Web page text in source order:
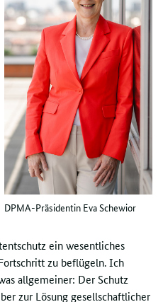
DPMA-Präsidentin Eva Schewior
ein wesentliches
zu beflügeln. Ich
allgemeiner: Der Schutz
zur Lösung gesellschaftlicher